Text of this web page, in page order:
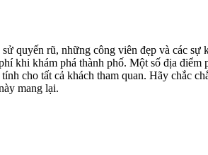
quyến rũ, những công viên đẹp và các
khi khám phá thành phố. Một số địa
cho tất cả khách tham quan. Hãy chắc
mang lại.